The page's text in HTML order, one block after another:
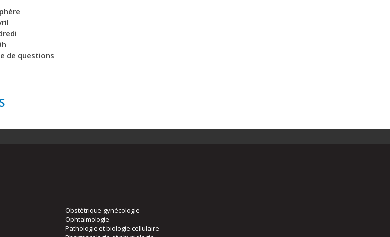
de questions
Obstétrique-gynécologie
Ophtalmologie
Pathologie et biologie cellulaire